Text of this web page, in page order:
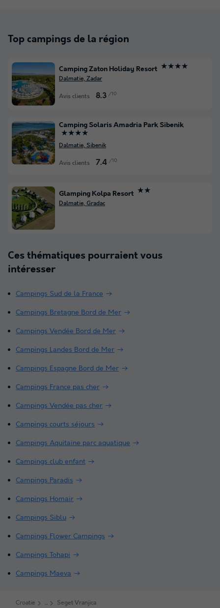
Top campings de la région
Camping Zaton Holiday Resort ★★★★
Dalmatie, Zadar
Avis clients 8.3 /10
Camping Solaris Amadria Park Sibenik
★★★★
Dalmatie, Sibenik
Avis clients 7.4 /10
Glamping Kolpa Resort ★★
Dalmatie, Gradac
Ces thématiques pourraient vous
intéresser
Campings Sud de la France
Campings Bretagne Bord de Mer
Campings Vendée Bord de Mer
Campings Landes Bord de Mer
Campings Espagne Bord de Mer
Campings France pas cher
Campings Vendée pas cher
Campings courts séjours
Campings Aquitaine parc aquatique
Campings club enfant
Campings Paradis
Campings Homair
Campings Siblu
Campings Flower Campings
Campings Tohapi
Campings Maeva
Croatie Seget Vranjica